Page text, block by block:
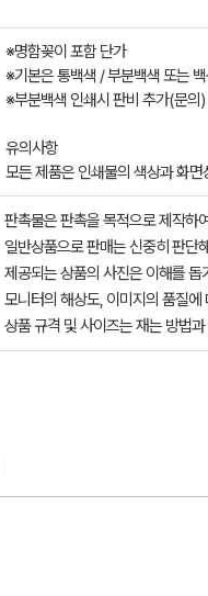
※명함꽂이 포함 단가
※기본은 통백색 / 부분백색 또는
※부분백색 인쇄시 판비 추가(문의)
유의사항
모든 제품은 인쇄물의 색상과 화
판촉물은 판촉을 목적으로 제작하
일반상품으로 판매는 신중히 판단
제공되는 상품의 사진은 이해를
모니터의 해상도, 이미지의 품질
상품 규격 및 사이즈는 재는 방법